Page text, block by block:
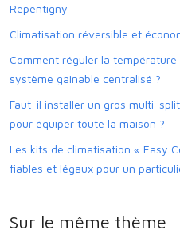
Repentigny
Climatisation réversible et
Comment réguler la
système gainable centralisé ?
Faut-il installer un gros multi-
pour équiper toute la maison ?
Les kits de climatisation « Easy
fiables et légaux pour un
Sur le même thème